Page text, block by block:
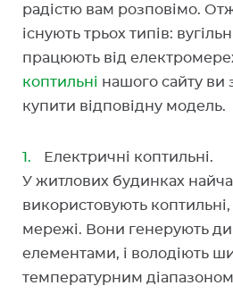
радістю вам розповімо.
існують трьох типів:
працюють від
коптильні нашого сайту ви
купити відповідну модель.
Електричні коптильні.
У житлових будинках
використовують
мережі. Вони генерують
елементами, і володіють
температурним